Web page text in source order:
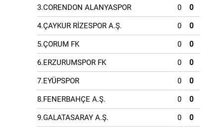
3.CORENDON ALANYASPOR 0 0
4.ÇAYKUR RİZESPOR A.Ş. 0 0
5.ÇORUM FK 0 0
6.ERZURUMSPOR FK 0 0
7.EYÜPSPOR 0 0
8.FENERBAHÇE A.Ş. 0 0
9.GALATASARAY A.Ş. 0 0